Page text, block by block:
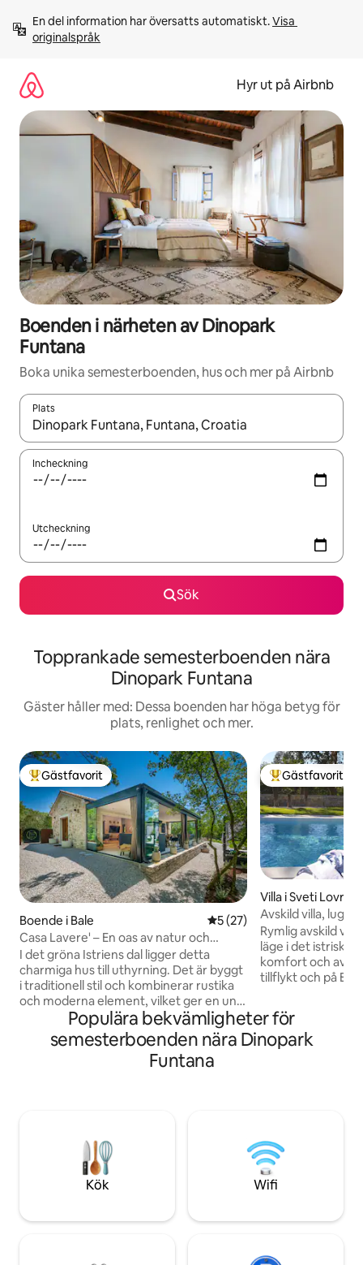
innehåll
En del information har översatts automatiskt. Visa
originalspråk
Hyr ut på Airbnb
Boenden i närheten av Dinopark
Funtana
Boka unika semesterboenden, hus och mer på Airbnb
Plats
När resultaten är tillgängliga kan du navigera med upp- och
Incheckning
Utcheckning
Sök
Topprankade semesterboenden nära
Dinopark Funtana
Gäster håller med: Dessa boenden har höga betyg för
plats, renlighet och mer.
Populär gästfavorit
Gästfavorit
Boende i Bale 5 av 5 i genomsnittligt
5 (27)
Casa Lavere' – En oas av natur och
autenticitet
I det gröna Istriens dal ligger detta
charmiga hus till uthyrning. Det är byggt
i traditionell stil och kombinerar rustika
och moderna element, vilket ger en unik
och välkomnande atmosfär. Bara 300
meter från byn erbjuder den en oas av
lugn och avkoppling. Det är utformat för
att rymma fyra personer och är perfekt
erbjuder en komplett och
tillfredsställande semesterupplevelse.
Populär
Gästfavorit
Villa i Sveti Lovreč
Avskild villa, lugn,
husdjursvänlig
Rymlig avskild
läge i det istriska
komfort och
tillflykt och på
område,
och säker
Under perioden
Populära bekvämligheter för
semesterboenden nära Dinopark
Funtana
Kök Wifi